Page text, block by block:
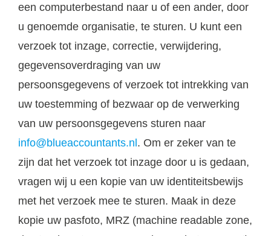
een computerbestand naar u of een ander, door
u genoemde organisatie, te sturen. U kunt een
verzoek tot inzage, correctie, verwijdering,
gegevensoverdraging van uw
persoonsgegevens of verzoek tot intrekking van
uw toestemming of bezwaar op de verwerking
van uw persoonsgegevens sturen naar
info@blueaccountants.nl. Om er zeker van te
zijn dat het verzoek tot inzage door u is gedaan,
vragen wij u een kopie van uw identiteitsbewijs
met het verzoek mee te sturen. Maak in deze
kopie uw pasfoto, MRZ (machine readable zone,